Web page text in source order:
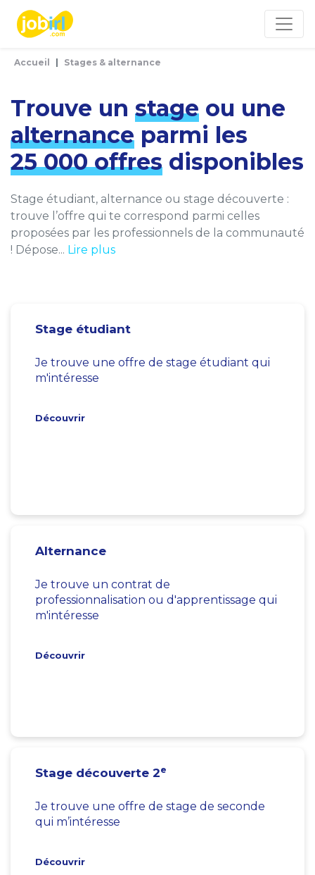
Accueil Stages & alternance
Trouve un stage ou une
alternance parmi les
25 000 offres disponibles
Stage étudiant, alternance ou stage découverte :
trouve l’offre qui te correspond parmi celles
proposées par les professionnels de la communauté
! Dépose... Lire plus
Stage étudiant
Je trouve une offre de stage étudiant qui
m'intéresse
Découvrir
Alternance
Je trouve un contrat de
professionnalisation ou d'apprentissage qui
m'intéresse
Découvrir
Stage découverte 2e
Je trouve une offre de stage de seconde
qui m’intéresse
Découvrir
Panneau de gestion des cookies